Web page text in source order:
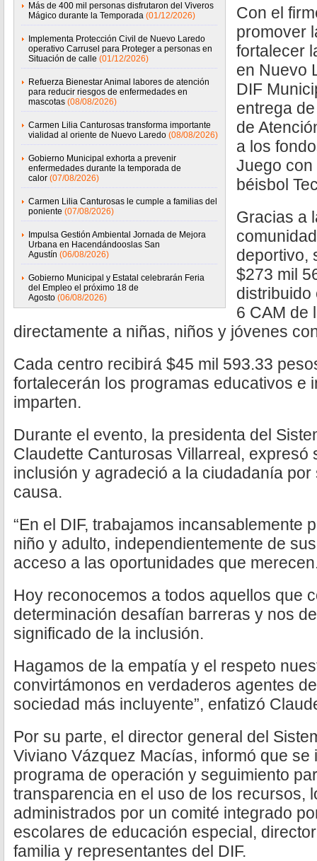
Más de 400 mil personas disfrutaron del Viveros
Mágico durante la Temporada (01/12/2026)
Implementa Protección Civil de Nuevo Laredo
operativo Carrusel para Proteger a personas en
Situación de calle (01/12/2026)
Refuerza Bienestar Animal labores de atención
para reducir riesgos de enfermedades en
mascotas (08/08/2026)
Carmen Lilia Canturosas transforma importante
vialidad al oriente de Nuevo Laredo (08/08/2026)
Gobierno Municipal exhorta a prevenir
enfermedades durante la temporada de
calor (07/08/2026)
Carmen Lilia Canturosas le cumple a familias del
poniente (07/08/2026)
Impulsa Gestión Ambiental Jornada de Mejora
Urbana en Hacendándooslas San
Agustín (06/08/2026)
Gobierno Municipal y Estatal celebrarán Feria
del Empleo el próximo 18 de
Agosto (06/08/2026)
Con el
promover
fortalecer
en Nuevo
DIF
entrega
de
a los
Juego
béisbol
Gracias a
deportivo,
$273 mil
distribuido
6 CAM de
directamente a niñas, niños y jóvenes
Cada centro recibirá $45 mil 593.33
fortalecerán los programas educativos e
imparten.
Durante el evento, la presidenta del
Claudette Canturosas Villarreal, expresó
inclusión y agradeció a la ciudadanía
causa.
“En el DIF, trabajamos incansablemente
niño y adulto, independientemente de
acceso a las oportunidades que
Hoy reconocemos a todos aquellos que
determinación desafían barreras y nos
significado de la inclusión.
Hagamos de la empatía y el respeto
convirtámonos en verdaderos agentes
sociedad más incluyente”, enfatizó
Por su parte, el director general del
Viviano Vázquez Macías, informó que se
programa de operación y seguimiento
transparencia en el uso de los recursos,
administrados por un comité integrado
escolares de educación especial,
familia y representantes del DIF.